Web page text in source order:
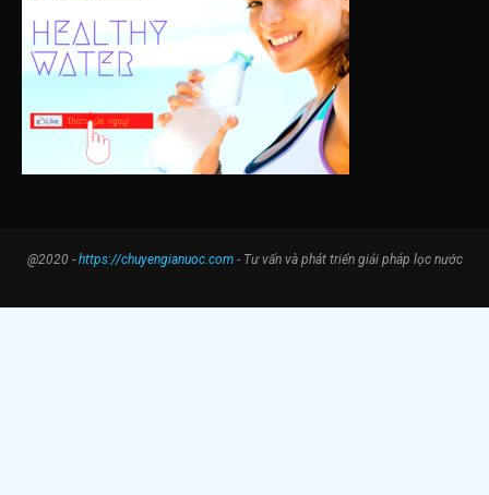
@2020 - https://chuyengianuoc.com- Tư vấn và phát triển giải pháp lọc nước